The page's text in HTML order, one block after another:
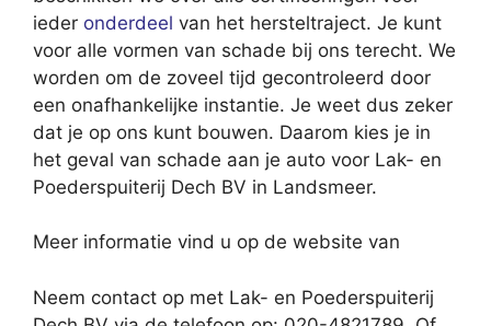
ieder onderdeel van het hersteltraject. Je kunt
voor alle vormen van schade bij ons terecht. We
worden om de zoveel tijd gecontroleerd door
een onafhankelijke instantie. Je weet dus zeker
dat je op ons kunt bouwen. Daarom kies je in
het geval van schade aan je auto voor Lak- en
Poederspuiterij Dech BV in Landsmeer.
Meer informatie vind u op de website van
Neem contact op met Lak- en Poederspuiterij